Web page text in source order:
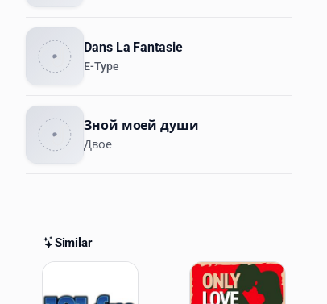
Dans La Fantasie
E-Type
Зной моей души
Двое
Similar
Similar Stations